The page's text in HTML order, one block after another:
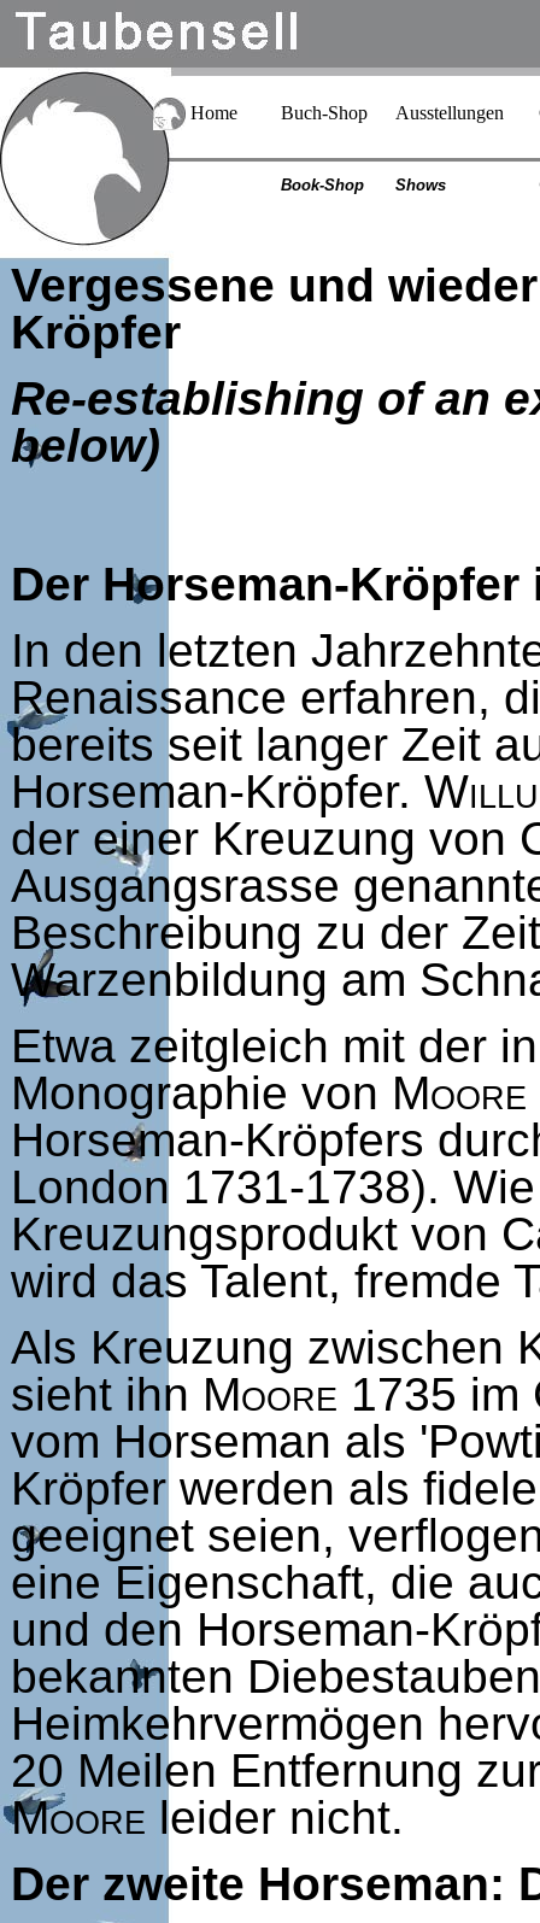
Home Buch-Shop Ausstellungen
Book-Shop Shows
Vergessene und
Kröpfer
Re-establishing of an
below)
Der Horseman-
In den letzten
Renaissance erfahren,
bereits seit langer Zeit
Horseman-Kröpfer.
der einer Kreuzung von
Ausgangsrasse
Beschreibung zu der
Warzenbildung am
Etwa zeitgleich mit der
Monographie von Moore
Horseman-Kröpfers
London 1731-1738).
Kreuzungsprodukt von
wird das Talent, fremde
Als Kreuzung zwischen
sieht ihn Moore 1735 im
vom Horseman als
Kröpfer werden als
geeignet seien,
eine Eigenschaft, die
und den Horseman-
bekannten
Heimkehrvermögen
20 Meilen Entfernung
Moore leider nicht.
Der zweite Horseman: